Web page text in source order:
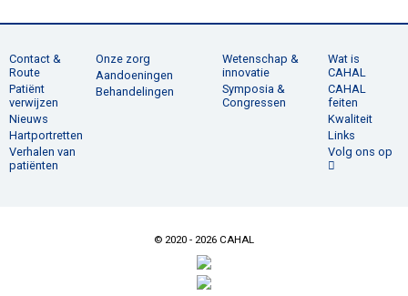
Contact &
Route
Patiënt
verwijzen
Nieuws
Hartportretten
Verhalen van
patiënten
Onze zorg
Aandoeningen
Behandelingen
Wetenschap &
innovatie
Symposia &
Congressen
Wat is
CAHAL
CAHAL
feiten
Kwaliteit
Links
Volg ons op
© 2020 - 2026 CAHAL